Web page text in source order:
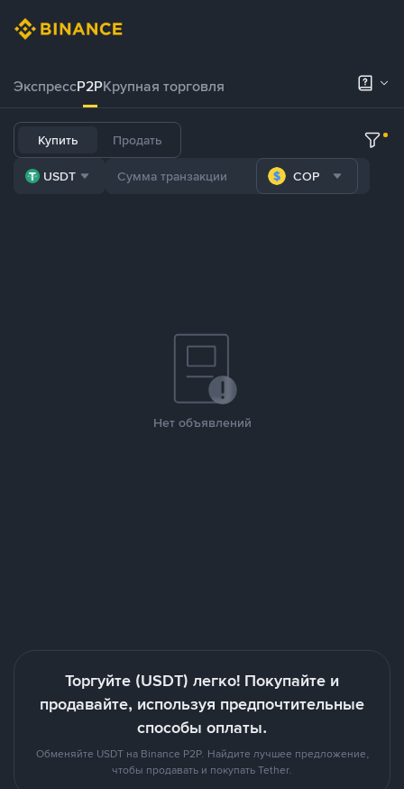
ЭкспрессP2PКрупная торговля
Купить Продать
USDT COP
Нет объявлений
Торгуйте (USDT) легко! Покупайте и
продавайте, используя предпочтительные
способы оплаты.
Обменяйте USDT на Binance P2P. Найдите лучшее предложение,
чтобы продавать и покупать Tether.